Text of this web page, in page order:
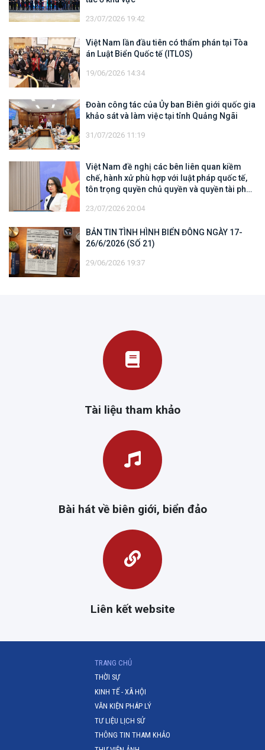
23/07/2026 19:42
Việt Nam lần đầu tiên có thẩm phán tại Tòa
án Luật Biển Quốc tế (ITLOS)
19/06/2026 14:34
Đoàn công tác của Ủy ban Biên giới quốc gia
khảo sát và làm việc tại tỉnh Quảng Ngãi
31/07/2026 11:19
Việt Nam đề nghị các bên liên quan kiềm
chế, hành xử phù hợp với luật pháp quốc tế,
tôn trọng quyền chủ quyền và quyền tài phán
địa của quốc gia ven biển
23/07/2026 20:04
BẢN TIN TÌNH HÌNH BIỂN ĐÔNG NGÀY 17-
26/6/2026 (SỐ 21)
29/06/2026 19:37
Tài liệu tham khảo
Bài hát về biên giới, biển đảo
Liên kết website
TRANG CHỦ(CURRENT)
THỜI SỰ
KINH TẾ - XÃ HỘI
VĂN KIỆN PHÁP LÝ
TƯ LIỆU LỊCH SỬ
THÔNG TIN THAM KHẢO